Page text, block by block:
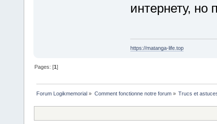
интернету, но
https://matanga-life.top
Pages: [1]
Forum Logikmemorial » Comment fonctionne notre forum» Trucs et